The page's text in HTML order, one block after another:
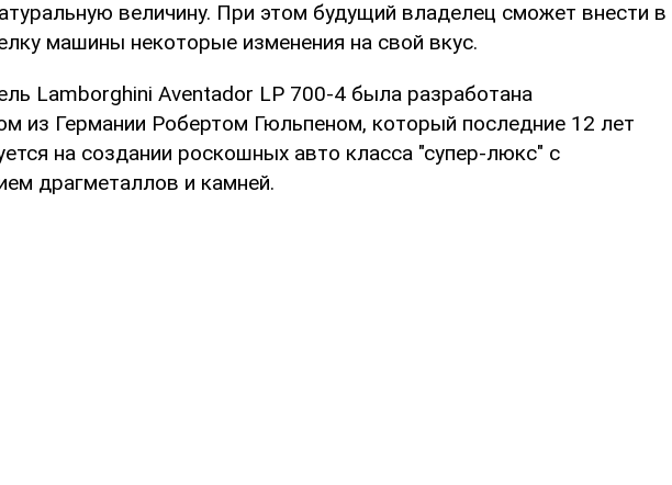
величину. При этом будущий владелец сможет внести в
машины некоторые изменения на свой вкус.
Lamborghini Aventador LP 700-4 была разработана
из Германии Робертом Гюльпеном, который последние 12 лет
на создании роскошных авто класса "супер-люкс" с
драгметаллов и камней.